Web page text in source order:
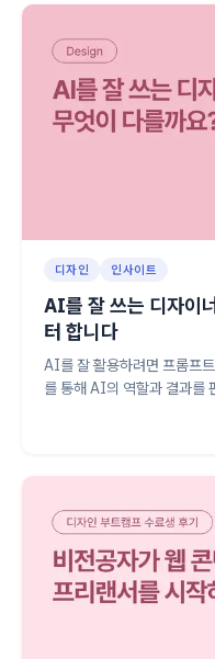
디자인 인사이트
AI를 잘 쓰는 디자이
터 합니다
AI를 잘 활용하려면 프롬프
를 통해 AI의 역할과 결과를